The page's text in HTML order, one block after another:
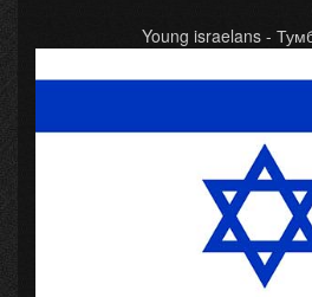
Young israelans -